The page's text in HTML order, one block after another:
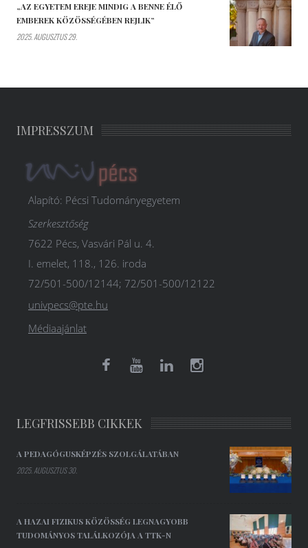
„AZ EGYETEM EREJE MINDIG A BENNE ÉLŐ
EMBEREK KÖZÖSSÉGÉBEN REJLIK”
2025. AUGUSZTUS 29.
IMPRESSZUM
Alapító: Pécsi Tudományegyetem
Szerkesztőség
7622 Pécs, Vasvári Pál u. 4.
I. emelet, 118., 126. iroda
72/501-500/12144; 72/501-500/12122
univpecs@pte.hu
Médiaajánlat
LEGFRISSEBB CIKKEK
A PEDAGÓGUSKÉPZÉS SZOLGÁLATÁBAN
2025. AUGUSZTUS 30.
A HAZAI FIZIKUS KÖZÖSSÉG LEGNAGYOBB
TUDOMÁNYOS TALÁLKOZÓJA A TTK-N